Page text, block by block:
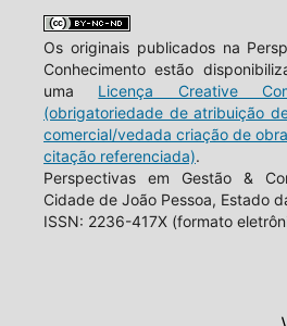
Os originais publicados na
Conhecimento estão
uma Licença Creative
(obrigatoriedade de atribuição
comercial/vedada criação de
citação referenciada).
Perspectivas em Gestão &
Cidade de João Pessoa, Estado
ISSN: 2236-417X (formato